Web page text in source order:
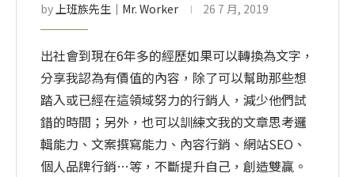
by上班族先生│Mr. Worker 26 7 月, 2019
出社會到現在6年多的經歷如果可以轉換為文字，
分享我認為有價值的內容，除了可以幫助那些想
踏入或已經在這領域努力的行銷人，減少他們試
錯的時間；另外，也可以訓練文我的文章思考邏
輯能力、文案撰寫能力、內容行銷、網站SEO、
個人品牌行銷…等，不斷提升自己，創造雙贏。